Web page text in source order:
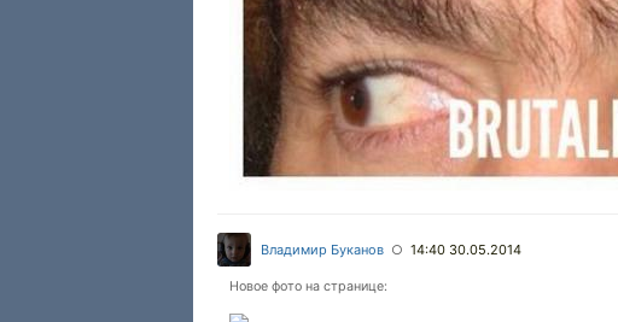
Владимир Буканов ○ 14:40 30.05.2014
Новое фото на странице: